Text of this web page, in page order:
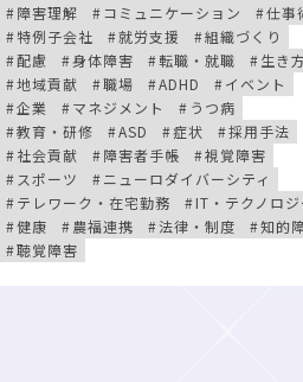
障害理解
コミュニケーション
仕事
特例子会社
就労支援
組織づくり
配慮
身体障害 転職・就職
生き
地域貢献
職場 ADHD
イベント
企業
マネジメント
うつ病
教育・研修
ASD 症状
採用手法
社会貢献
障害者手帳
視覚障害
スポーツ
ニューロダイバーシティ
テレワーク・在宅勤務
IT・テクノロジ
健康
農福連携 法律・制度
知的
聴覚障害